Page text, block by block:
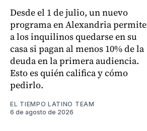
Desde el 1 de julio, un nuevo
programa en Alexandria permite
a los inquilinos quedarse en su
casa si pagan al menos 10% de la
deuda en la primera audiencia.
Esto es quién califica y cómo
pedirlo.
EL TIEMPO LATINO TEAM
6 de agosto de 2026